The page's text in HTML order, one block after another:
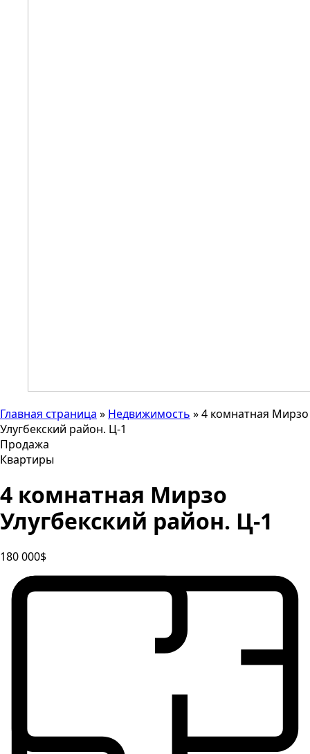
Главная страница » Недвижимость »4 комнатная Мирзо
Улугбекский район. Ц-1
Продажа
Квартиры
4 комнатная Мирзо
Улугбекский район. Ц-1
180 000$